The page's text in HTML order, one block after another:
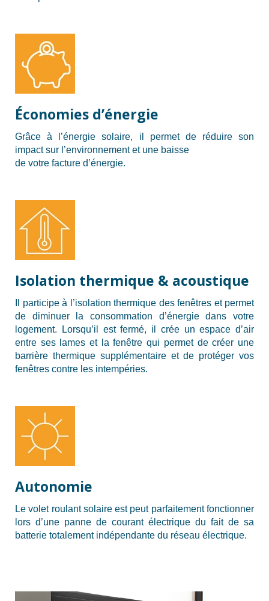
Économies d’énergie
Grâce à l’énergie solaire, il permet de réduire son
impact sur l’environnement et une baisse
de votre facture d’énergie.
Isolation thermique & acoustique
Il participe à l’isolation thermique des fenêtres et permet
de diminuer la consommation d’énergie dans votre
logement. Lorsqu’il est fermé, il crée un espace d’air
entre ses lames et la fenêtre qui permet de créer une
barrière thermique supplémentaire et de protéger vos
fenêtres contre les intempéries.
Autonomie
Le volet roulant solaire est peut parfaitement fonctionner
lors d’une panne de courant électrique du fait de sa
batterie totalement indépendante du réseau électrique.